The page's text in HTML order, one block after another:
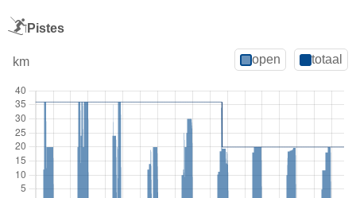
Pistes
km open totaal